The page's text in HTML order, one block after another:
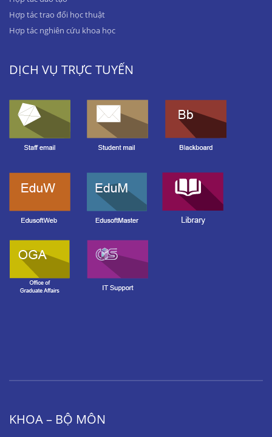
Hợp tác trao đổi học thuật
Hợp tác nghiên cứu khoa học
DỊCH VỤ TRỰC TUYẾN
KHOA – BỘ MÔN